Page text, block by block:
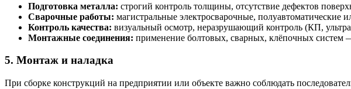
Подготовка металла: строгий контроль толщины, отсутствие дефектов
Сварочные работы: магистральные электросварочные, полуавтоматические
Контроль качества: визуальный осмотр, неразрушающий контроль (КП,
Монтажные соединения: применение болтовых, сварных, клёпочных систем
5. Монтаж и наладка
При сборке конструкций на предприятии или объекте важно соблюдать